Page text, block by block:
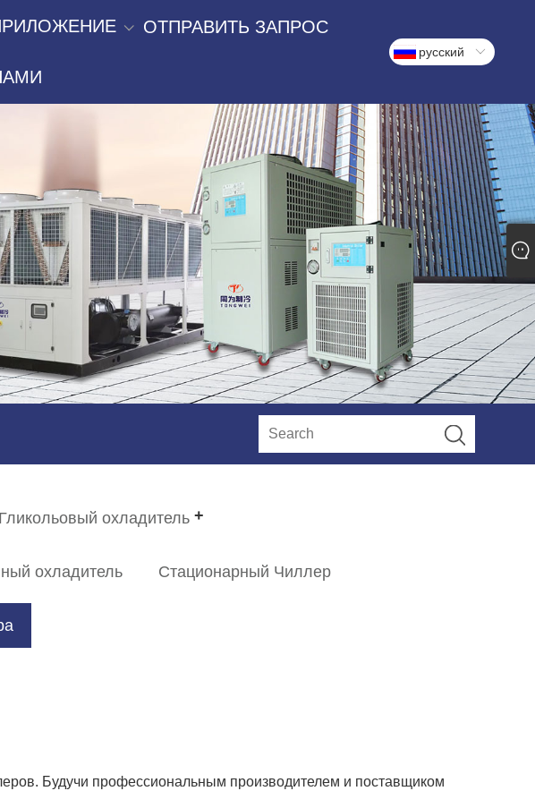
ОТПРАВИТЬ ЗАПРОС
русский
Гликольовый охладитель
охладитель Стационарный Чиллер
Будучи профессиональным производителем и поставщиком